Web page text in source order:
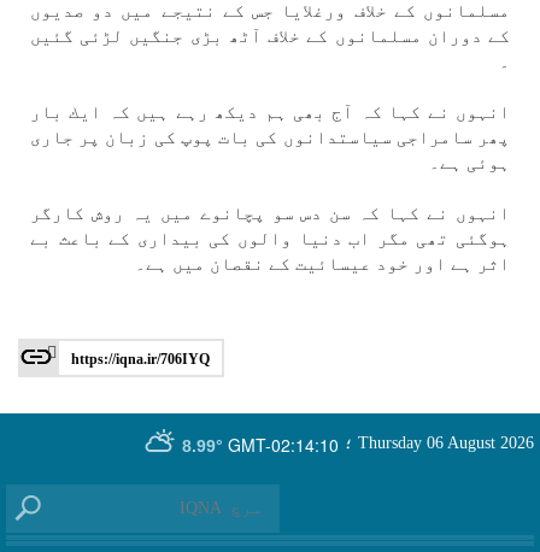
مسلمانوں كے خلاف ورغلايا جس كے نتيجے میں دو صديوں
كے دوران مسلمانوں كے خلاف آٹھ بڑی جنگیں لڑئی گئیں
۔
انہوں نے كہا كہ آج بھی ہم ديكھ رہے ہیں كہ ايك بار
پھر سامراجی سياستدانوں كی بات پوپ كی زبان پر جاری
ہوئی ہے۔
انہوں نے كہا كہ سن دس سو پچانوے میں یہ روش كارگر
ہوگئی تھی مگر اب دنيا والوں كی بيداری كے باعث بے
اثر ہے اور خود عيسائيت كے نقصان میں ہے۔
https://iqna.ir/706IYQ
GMT-02:14:10
8.99° Thursday 06 August 2026 ؛